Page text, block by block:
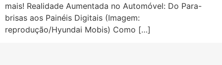
mais! Realidade Aumentada no Automóvel: Do Para-
brisas aos Painéis Digitais (Imagem:
reprodução/Hyundai Mobis) Como […]